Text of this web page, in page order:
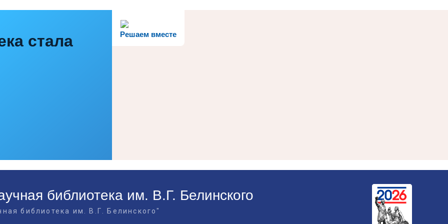
Решаем вместе
стала
библиотека им. В.Г. Белинского
библиотека им. В.Г. Белинского"